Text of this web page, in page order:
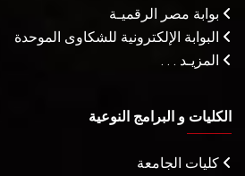
بوابة مصر الرقميـة
البوابة الإلكترونية للشكاوى الموحدة
المزيـد . . .
الكليات و البرامج النوعية
كليات الجامعة